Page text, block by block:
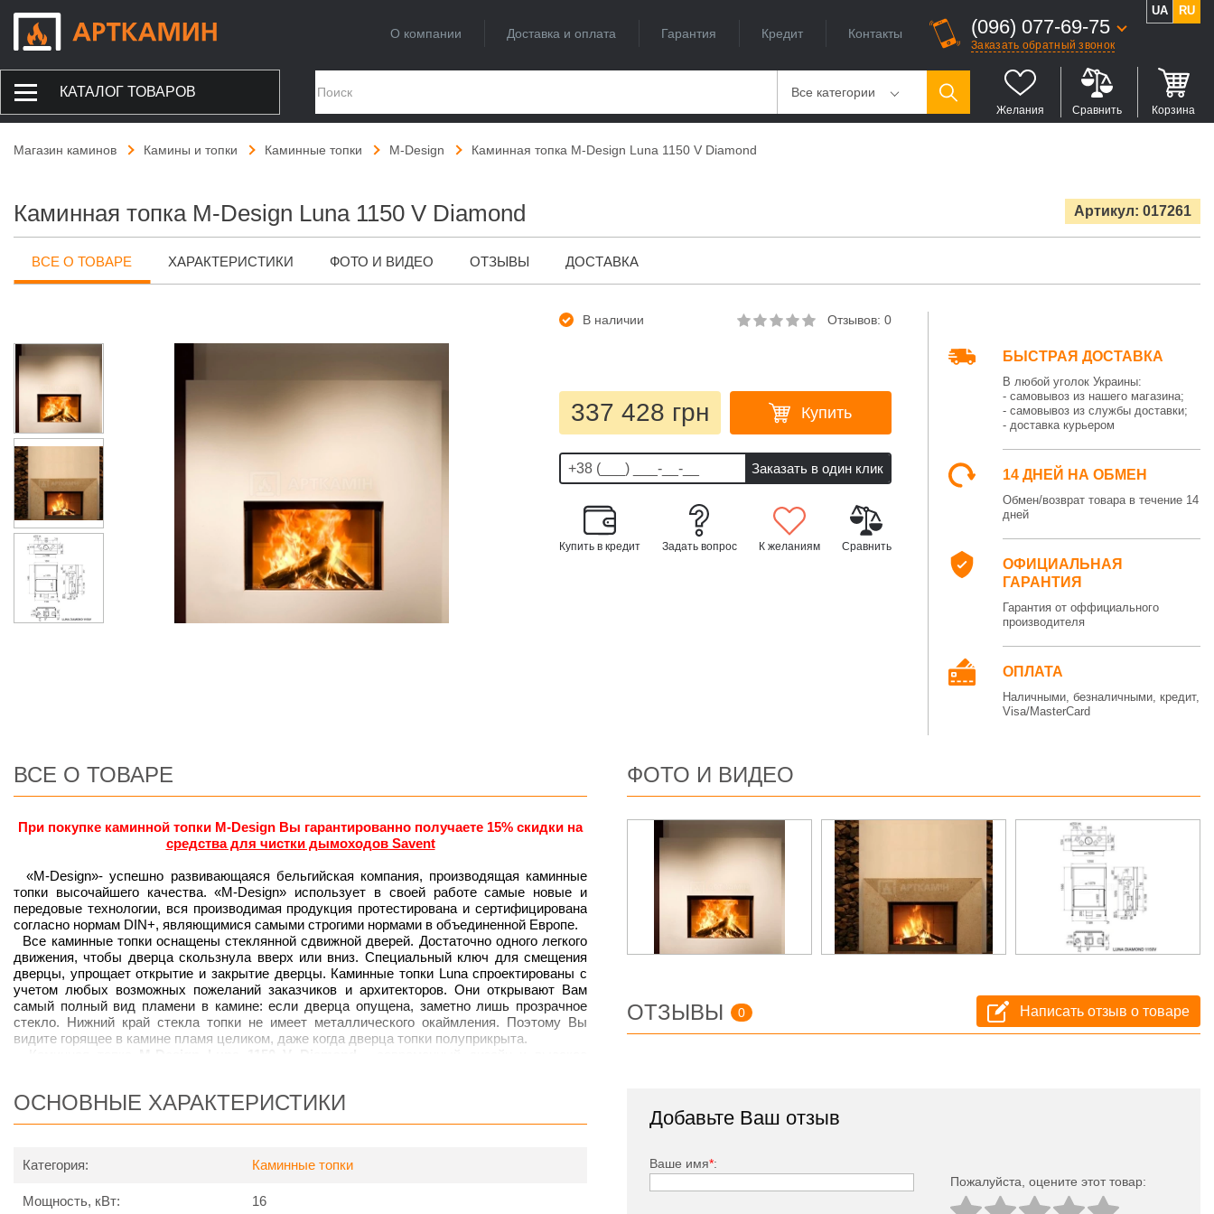
О компании Доставка и оплата Гарантия Кредит Контакты (096) 077-69-75
Заказать обратный звонок
UA RU
КАТАЛОГ ТОВАРОВ Все категории
Желания Сравнить Корзина
Магазин каминов Камины и топки Каминные топки M-Design Каминная топка M-Design Luna 1150 V Diamond
Каминная топка M-Design Luna 1150 V Diamond Артикул: 017261
ВСЕ О ТОВАРЕ ХАРАКТЕРИСТИКИ ФОТО И ВИДЕО ОТЗЫВЫ ДОСТАВКА
В наличии Отзывов: 0
337 428 грн Купить
Купить в кредит Задать вопрос К желаниям Сравнить
БЫСТРАЯ ДОСТАВКА
В любой уголок Украины:
- самовывоз из нашего магазина;
- самовывоз из службы доставки;
- доставка курьером
14 ДНЕЙ НА ОБМЕН
Обмен/возврат товара в течение 14
дней
ОФИЦИАЛЬНАЯ
ГАРАНТИЯ
Гарантия от оффициального
производителя
ОПЛАТА
Наличными, безналичными, кредит,
Visa/MasterCard
ВСЕ О ТОВАРЕ
При покупке каминной топки M-Design Вы гарантированно получаете 15% скидки на
средства для чистки дымоходов Savent
«M-Design»- успешно развивающаяся бельгийская компания, производящая каминные
топки высочайшего качества. «M-Design» использует в своей работе самые новые и
передовые технологии, вся производимая продукция протестирована и сертифицирована
согласно нормам DIN+, являющимися самыми строгими нормами в объединенной Европе.
Все каминные топки оснащены стеклянной сдвижной дверей. Достаточно одного легкого
движения, чтобы дверца скользнула вверх или вниз. Специальный ключ для смещения
дверцы, упрощает открытие и закрытие дверцы. Каминные топки Luna спроектированы с
учетом любых возможных пожеланий заказчиков и архитекторов. Они открывают Вам
самый полный вид пламени в камине: если дверца опущена, заметно лишь прозрачное
стекло. Нижний край стекла топки не имеет металлического окаймления. Поэтому Вы
видите горящее в камине пламя целиком, даже когда дверца топки полуприкрыта.
традиционными пропорциями. Великолепный обзор огня, самое чистое стекло, стильный
выполнена с автоматически работающими дефлекторами и шиберами. Каминная топка
ОСНОВНЫЕ ХАРАКТЕРИСТИКИ
Категория: Каминные топки
Мощность, кВт: 16
ФОТО И ВИДЕО
ОТЗЫВЫ 0 Написать отзыв о товаре
Добавьте Ваш отзыв
Ваше имя*:
Пожалуйста, оцeните этот товар: